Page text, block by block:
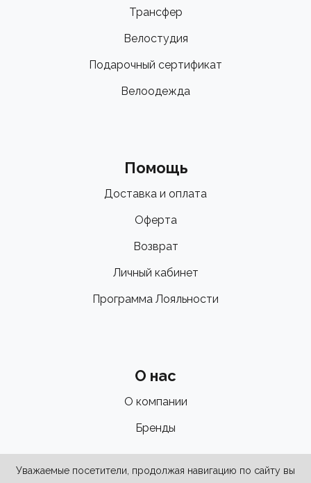
Трансфер
Велостудия
Подарочный сертификат
Велоодежда
Помощь
Доставка и оплата
Оферта
Возврат
Личный кабинет
Программа Лояльности
О нас
О компании
Бренды
Уважаемые посетители, продолжая навигацию по сайту вы